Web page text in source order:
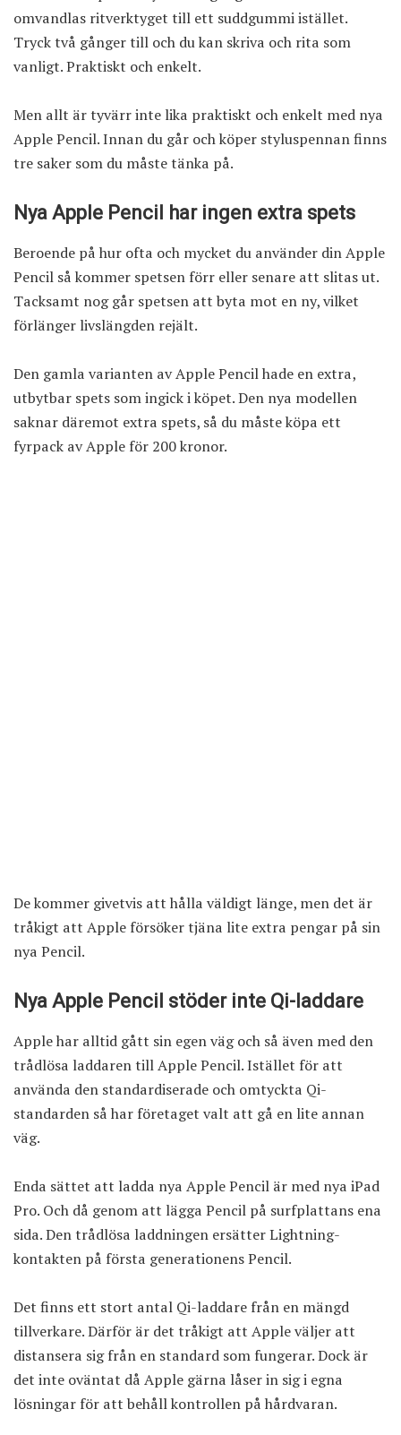
omvandlas ritverktyget till ett suddgummi istället.
Tryck två gånger till och du kan skriva och rita som
vanligt. Praktiskt och enkelt.
Men allt är tyvärr inte lika praktiskt och enkelt med nya
Apple Pencil. Innan du går och köper styluspennan finns
tre saker som du måste tänka på.
Nya Apple Pencil har ingen extra spets
Beroende på hur ofta och mycket du använder din Apple
Pencil så kommer spetsen förr eller senare att slitas ut.
Tacksamt nog går spetsen att byta mot en ny, vilket
förlänger livslängden rejält.
Den gamla varianten av Apple Pencil hade en extra,
utbytbar spets som ingick i köpet. Den nya modellen
saknar däremot extra spets, så du måste köpa ett
fyrpack av Apple för 200 kronor.
De kommer givetvis att hålla väldigt länge, men det är
tråkigt att Apple försöker tjäna lite extra pengar på sin
nya Pencil.
Nya Apple Pencil stöder inte Qi-laddare
Apple har alltid gått sin egen väg och så även med den
trådlösa laddaren till Apple Pencil. Istället för att
använda den standardiserade och omtyckta Qi-
standarden så har företaget valt att gå en lite annan
väg.
Enda sättet att ladda nya Apple Pencil är med nya iPad
Pro. Och då genom att lägga Pencil på surfplattans ena
sida. Den trådlösa laddningen ersätter Lightning-
kontakten på första generationens Pencil.
Det finns ett stort antal Qi-laddare från en mängd
tillverkare. Därför är det tråkigt att Apple väljer att
distansera sig från en standard som fungerar. Dock är
det inte oväntat då Apple gärna låser in sig i egna
lösningar för att behåll kontrollen på hårdvaran.